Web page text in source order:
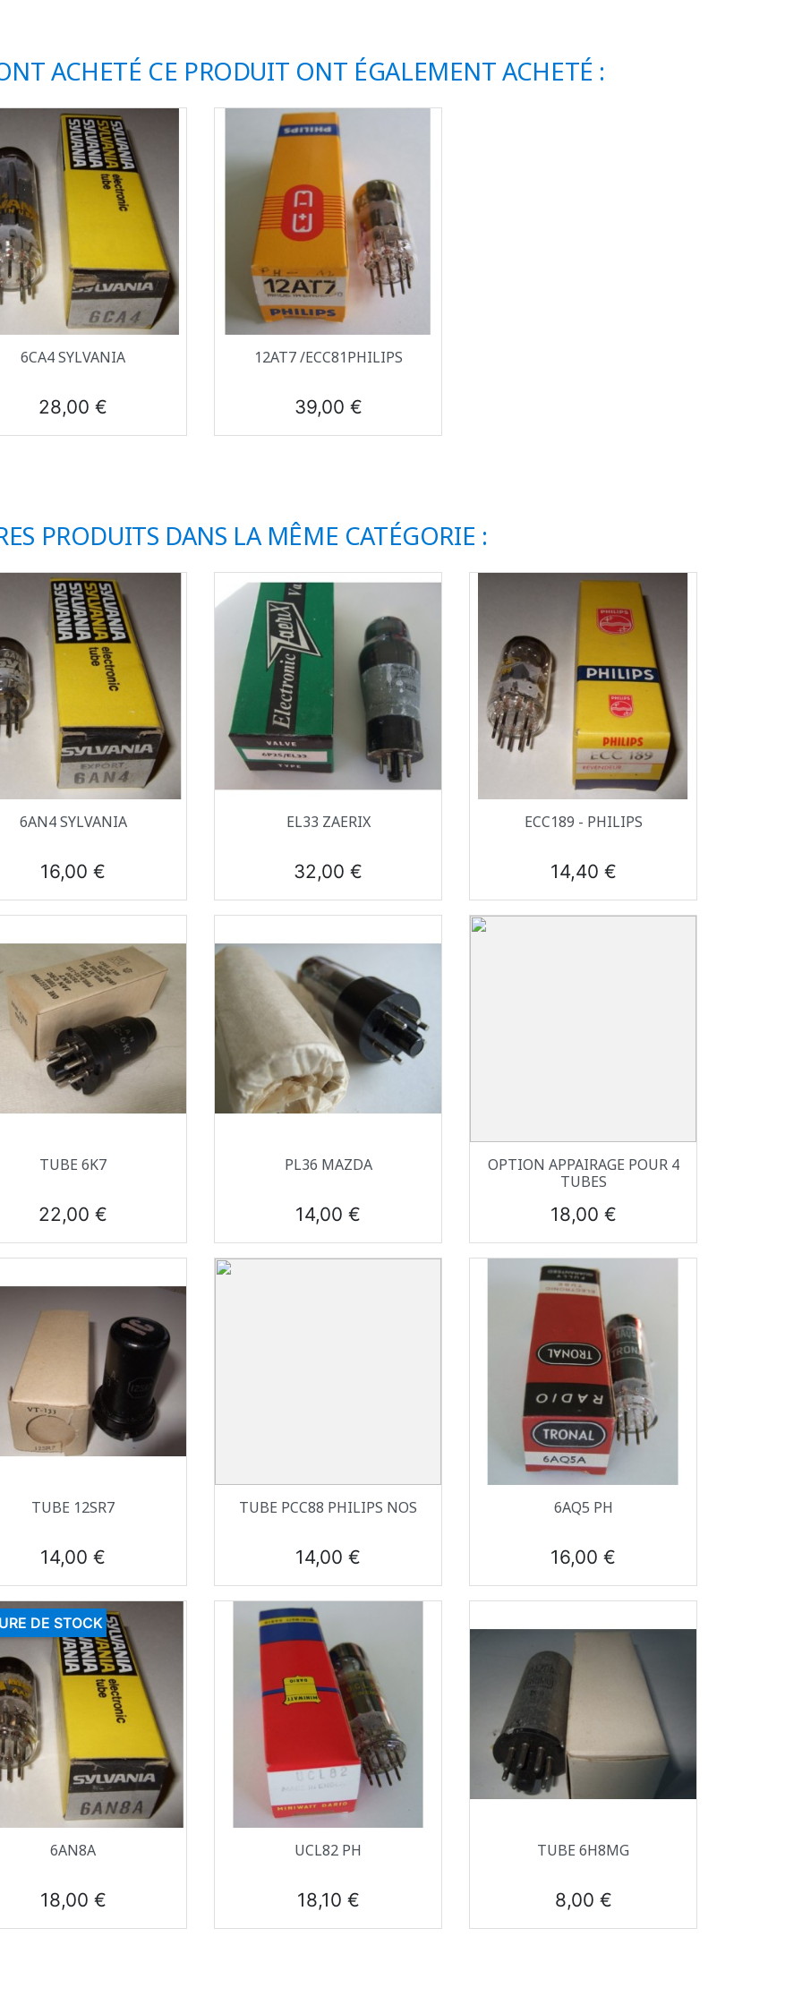
ACHETÉ CE PRODUIT ONT ÉGALEMENT ACHETÉ :
Aperçu rapide
6CA4 SYLVANIA
Prix
28,00 €
Aperçu rapide
12AT7 /ECC81PHILIPS
Prix
39,00 €
PRODUITS DANS LA MÊME CATÉGORIE :
 Aperçu rapide
6AN4 SYLVANIA
Prix
16,00 €
Aperçu rapide
EL33 ZAERIX
Prix
32,00 €
Aperçu rapide
ECC189 - PHILIPS
Prix
14,40 €
Aperçu rapide
TUBE 6K7
Prix
22,00 €
Aperçu rapide
PL36 MAZDA
Prix
14,00 €
 Aperçu rapide
OPTION APPAIRAGE POUR 4
TUBES
Prix
18,00 €
Aperçu rapide
TUBE 12SR7
Prix
14,00 €
Aperçu rapide
TUBE PCC88 PHILIPS NOS
Prix
14,00 €
Aperçu rapide
6AQ5 PH
Prix
16,00 €
Aperçu rapide
6AN8A
Prix
18,00 €
DE STOCK
Aperçu rapide
UCL82 PH
Prix
18,10 €
Aperçu rapide
TUBE 6H8MG
Prix
8,00 €